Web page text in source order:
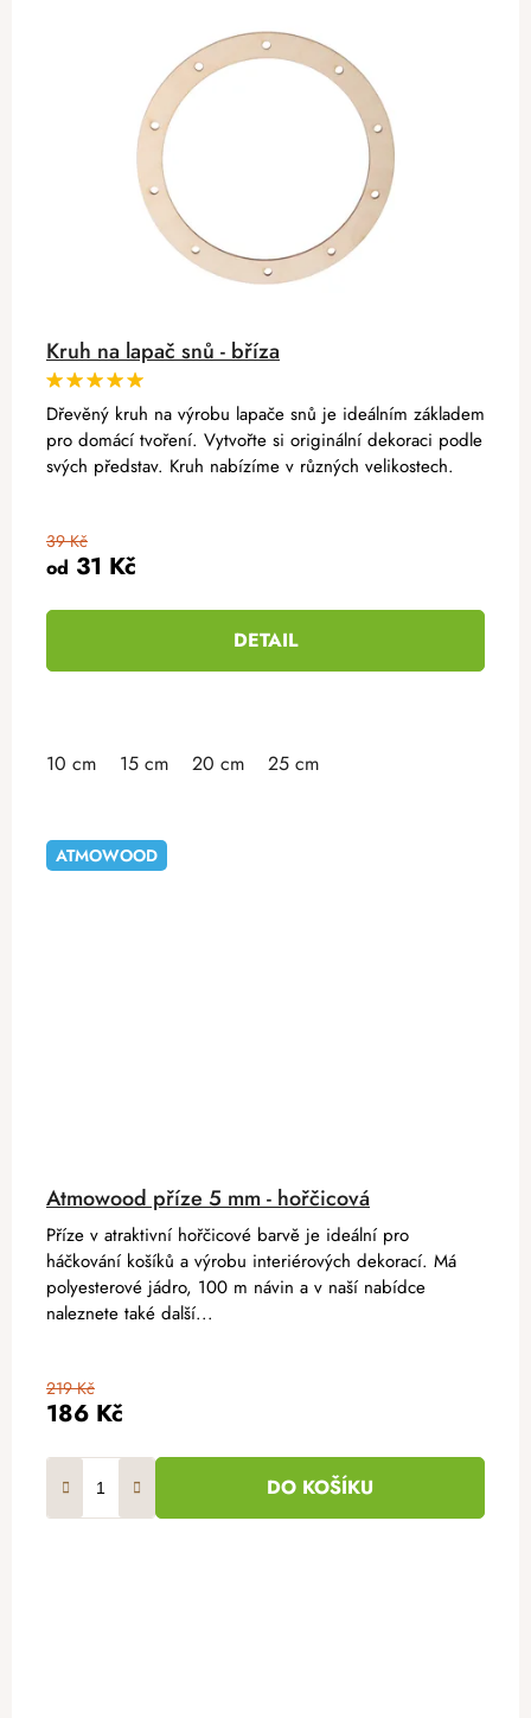
Kruh na lapač snů - bříza
od 31 Kč
39 Kč
DETAIL
Dřevěný kruh na výrobu lapače snů je ideálním základem
pro domácí tvoření. Vytvořte si originální dekoraci podle
svých představ. Kruh nabízíme v různých velikostech.
10 cm 15 cm 20 cm 25 cm
ATMOWOOD
Atmowood příze 5 mm - hořčicová
186 Kč
219 Kč
DO KOŠÍKU
Příze v atraktivní hořčicové barvě je ideální pro
háčkování košíků a výrobu interiérových dekorací. Má
polyesterové jádro, 100 m návin a v naší nabídce
naleznete také další...